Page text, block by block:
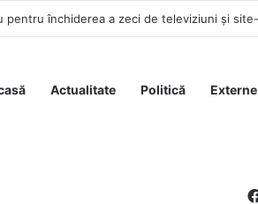
Actualitate Politică Externe